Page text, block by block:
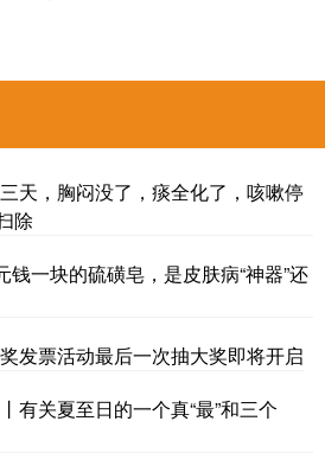
天，胸闷没了，痰全化了，咳嗽停
除
一块的硫磺皂，是皮肤病“神器”还
发票活动最后一次抽大奖即将开启
有关夏至日的一个真“最”和三个